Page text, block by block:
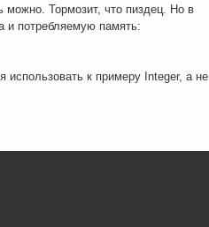
можно. Тормозит, что пиздец. Но в
и потребляемую память:
к примеру Integer, а не